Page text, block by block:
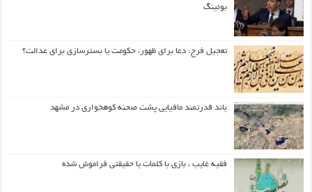
بوئینگ
تعجیل فرج: دعا برای ظهور، حکومت یا بسترسازی برای عدالت؟
باند قدرتمند مافیایی پشت صحنه کوهخواری در مشهد
فقیه غایب ، بازی با کلمات یا حقیقتی فراموش شده